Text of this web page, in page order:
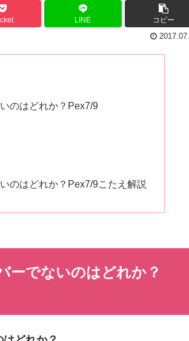
LINE
コピー
のはどれか？Pex7/9
のはどれか？Pex7/9こたえ解説
ーでないのはどれか？